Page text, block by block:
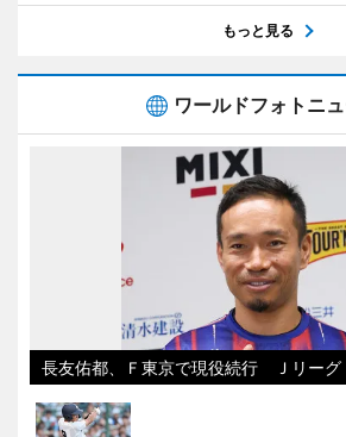
もっと見る
ワールドフォトニ
長友佑都、Ｆ東京で現役続行 Ｊリーグ